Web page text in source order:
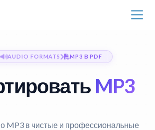
AUDIO FORMATS MP3 В PDF
MP3
MP3 в чистые и профессиональные